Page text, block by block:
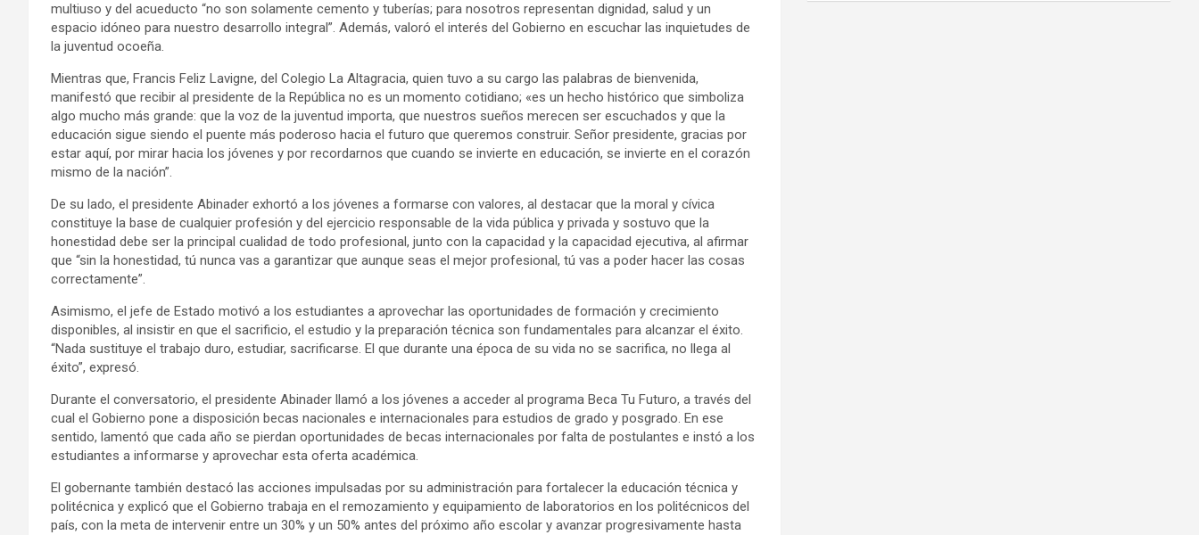
multiuso y del acueducto “no son solamente cemento y tuberías; para nosotros representan dignidad, salud y un
espacio idóneo para nuestro desarrollo integral”. Además, valoró el interés del Gobierno en escuchar las inquietudes de
la juventud ocoeña.
Mientras que, Francis Feliz Lavigne, del Colegio La Altagracia, quien tuvo a su cargo las palabras de bienvenida,
manifestó que recibir al presidente de la República no es un momento cotidiano; «es un hecho histórico que simboliza
algo mucho más grande: que la voz de la juventud importa, que nuestros sueños merecen ser escuchados y que la
educación sigue siendo el puente más poderoso hacia el futuro que queremos construir. Señor presidente, gracias por
estar aquí, por mirar hacia los jóvenes y por recordarnos que cuando se invierte en educación, se invierte en el corazón
mismo de la nación”.
De su lado, el presidente Abinader exhortó a los jóvenes a formarse con valores, al destacar que la moral y cívica
constituye la base de cualquier profesión y del ejercicio responsable de la vida pública y privada y sostuvo que la
honestidad debe ser la principal cualidad de todo profesional, junto con la capacidad y la capacidad ejecutiva, al afirmar
que “sin la honestidad, tú nunca vas a garantizar que aunque seas el mejor profesional, tú vas a poder hacer las cosas
correctamente”.
Asimismo, el jefe de Estado motivó a los estudiantes a aprovechar las oportunidades de formación y crecimiento
disponibles, al insistir en que el sacrificio, el estudio y la preparación técnica son fundamentales para alcanzar el éxito.
“Nada sustituye el trabajo duro, estudiar, sacrificarse. El que durante una época de su vida no se sacrifica, no llega al
éxito”, expresó.
Durante el conversatorio, el presidente Abinader llamó a los jóvenes a acceder al programa Beca Tu Futuro, a través del
cual el Gobierno pone a disposición becas nacionales e internacionales para estudios de grado y posgrado. En ese
sentido, lamentó que cada año se pierdan oportunidades de becas internacionales por falta de postulantes e instó a los
estudiantes a informarse y aprovechar esta oferta académica.
El gobernante también destacó las acciones impulsadas por su administración para fortalecer la educación técnica y
politécnica y explicó que el Gobierno trabaja en el remozamiento y equipamiento de laboratorios en los politécnicos del
país, con la meta de intervenir entre un 30% y un 50% antes del próximo año escolar y avanzar progresivamente hasta